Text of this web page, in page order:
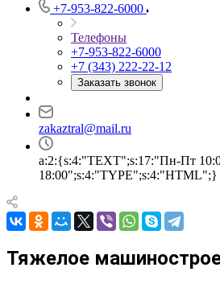
+7-953-822-6000
Телефоны
+7-953-822-6000
+7 (343) 222-22-12
Заказать звонок
zakaztral@mail.ru
a:2:{s:4:"TEXT";s:17:"Пн-Пт
18:00";s:4:"TYPE";s:4:"HTML";}
Тяжелое